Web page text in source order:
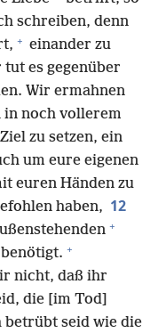
schreiben, denn
+ einander zu
es gegenüber
Wir ermahnen
in noch vollerem
zu setzen, ein
um eure eigenen
euren Händen zu
haben, 12
+
+
nicht, daß ihr
die [im Tod]
seid wie die